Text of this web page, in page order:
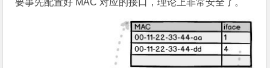
要事先配置好 MAC 对应的接口，理论上非常安全了。